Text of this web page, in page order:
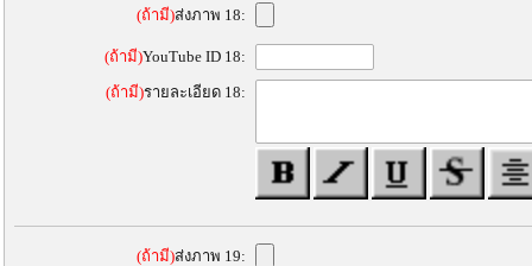
(ถ้ามี)ส่งภาพ 18:
(ถ้ามี)YouTube ID 18:
(ถ้ามี)รายละเอียด 18:
(ถ้ามี)ส่งภาพ 19: